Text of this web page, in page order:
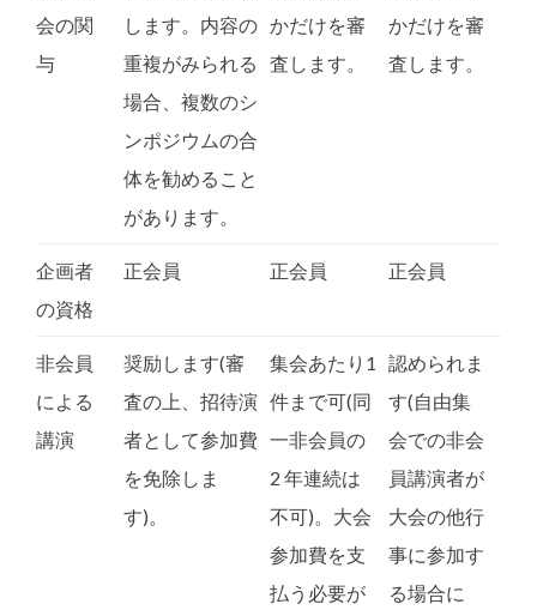
会の関
与
します。内容の
重複がみられる
場合、複数のシ
ンポジウムの合
体を勧めること
があります。
かだけを審
査します。
かだけを審
査します。
企画者
の資格
正会員 正会員 正会員
非会員
による
講演
奨励します(審
査の上、招待演
者として参加費
を免除しま
す)。
集会あたり1
件まで可(同
一非会員の
2 年連続は
不可)。大会
参加費を支
払う必要が
認められま
す(自由集
会での非会
員講演者が
大会の他行
事に参加す
る場合に